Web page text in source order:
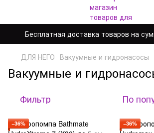
Бесплатная доставка товаров на
ДЛЯ НЕГО Вакуумные и гидронасосы
Вакуумные и
Фильтр По
−36% −36%